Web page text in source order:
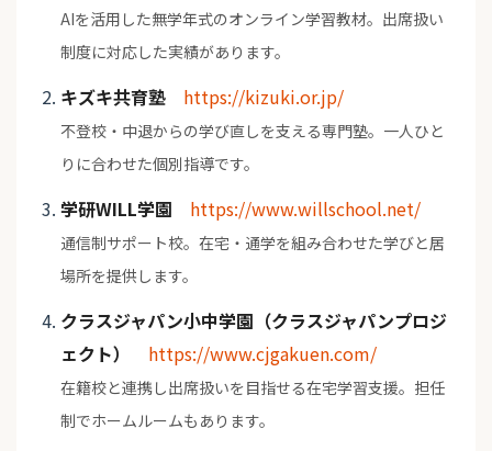
AIを活用した無学年式のオンライン学習教材。出席扱い
制度に対応した実績があります。
キズキ共育塾 https://kizuki.or.jp/
不登校・中退からの学び直しを支える専門塾。一人ひと
りに合わせた個別指導です。
学研WILL学園 https://www.willschool.net/
通信制サポート校。在宅・通学を組み合わせた学びと居
場所を提供します。
クラスジャパン小中学園（クラスジャパンプロジ
ェクト）
https://www.cjgakuen.com/
在籍校と連携し出席扱いを目指せる在宅学習支援。担任
制でホームルームもあります。